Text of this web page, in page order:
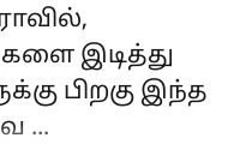
இடித்து
பிறகு இந்த
...